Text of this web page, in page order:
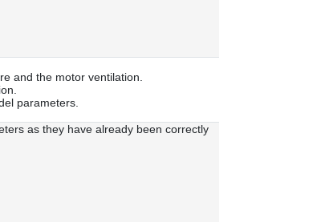
and the motor ventilation.
parameters.
as they have already been correctly